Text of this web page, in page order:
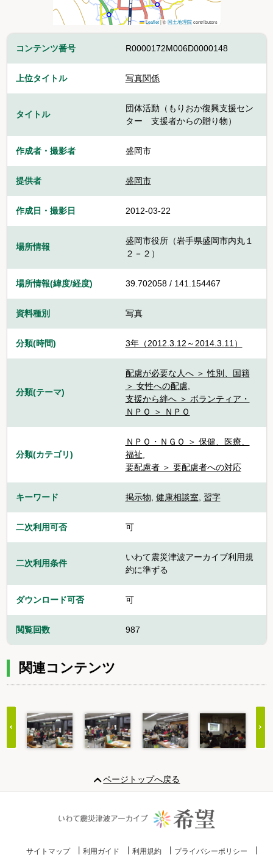
Leaflet |©国土地理院contributors
コンテンツ番号 R0000172M006D0000148
上位タイトル 写真関係
タイトル
団体活動（もりおか復興支援セン
ター 支援者からの贈り物）
作成者・撮影者 盛岡市
提供者 盛岡市
作成日・撮影日 2012-03-22
場所情報
盛岡市役所（岩手県盛岡市内丸１
２－２）
場所情報(緯度/経度) 39.702058 / 141.154467
資料種別 写真
分類(時間) 3年（2012.3.12～2014.3.11）
分類(テーマ)
配慮が必要な人へ ＞ 性別、国籍
＞ 女性への配慮,
支援から絆へ ＞ ボランティア・
ＮＰＯ ＞ ＮＰＯ
分類(カテゴリ)
ＮＰＯ・ＮＧＯ ＞ 保健、医療、
福祉,
要配慮者 ＞ 要配慮者への対応
キーワード 掲示物, 健康相談室, 習字
二次利用可否 可
二次利用条件
いわて震災津波アーカイブ利用規
約に準ずる
ダウンロード可否 可
閲覧回数 987
関連コンテンツ
20
ページトップへ戻る
サイトマップ 利用ガイド 利用規約 プライバシーポリシー